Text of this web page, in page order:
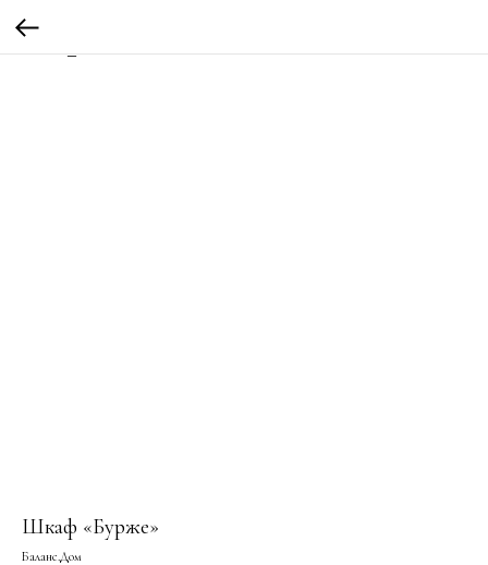
https://mc.yandex.ru/pixel/2486402418893598246?
Шкаф «Бурже»
Баланс.Дом